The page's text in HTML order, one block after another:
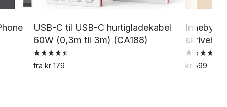
USB-C til USB-C hurtigladekabel
60W (0,3m til 3m) (CA188)
Vurdert
4.50
fra kr179
Vurdert
5.00
kr 599